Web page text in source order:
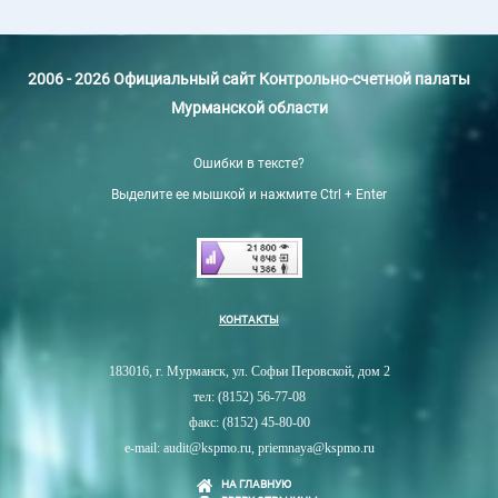
2006 - 2026 Официальный сайт Контрольно-счетной палаты
Мурманской области
Ошибки в тексте?
Выделите ее мышкой и нажмите Ctrl + Enter
КОНТАКТЫ
183016, г. Мурманск, ул. Софьи Перовской, дом 2
тел: (8152) 56-77-08
факс: (8152) 45-80-00
e-mail: audit@kspmo.ru, priemnaya@kspmo.ru
НА ГЛАВНУЮ